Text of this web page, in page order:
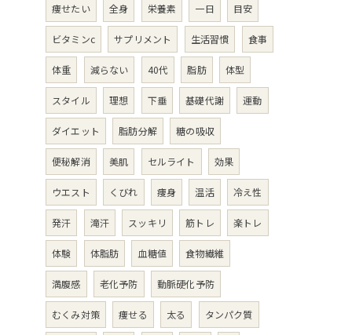
痩せたい 全身 栄養素 一日 目安
ビタミンc サプリメント 生活習慣 食事
体重 減らない 40代 脂肪 体型
スタイル 理想 下垂 基礎代謝 運動
ダイエット 脂肪分解 糖の吸収
便秘解消 美肌 セルライト 効果
ウエスト くびれ 痩身 温活 冷え性
発汗 滝汗 スッキリ 筋トレ 楽トレ
体験 体脂肪 血糖値 食物繊維
満腹感 老化予防 動脈硬化予防
むくみ対策 痩せる 太る タンパク質